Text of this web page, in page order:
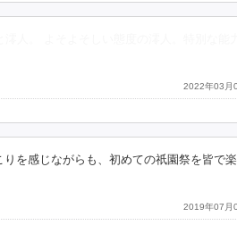
2022年03月
を感じながらも、初めての祇園祭を皆で
2019年07月